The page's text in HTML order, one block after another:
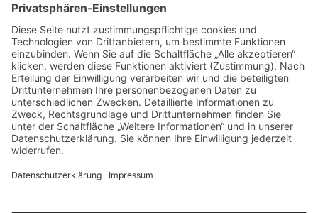
DER WÜNSCHEWAGEN
© 2026 Arbeiter-Samariter-Bund Regionalverband Leine-
Harz-Solling
Impressum